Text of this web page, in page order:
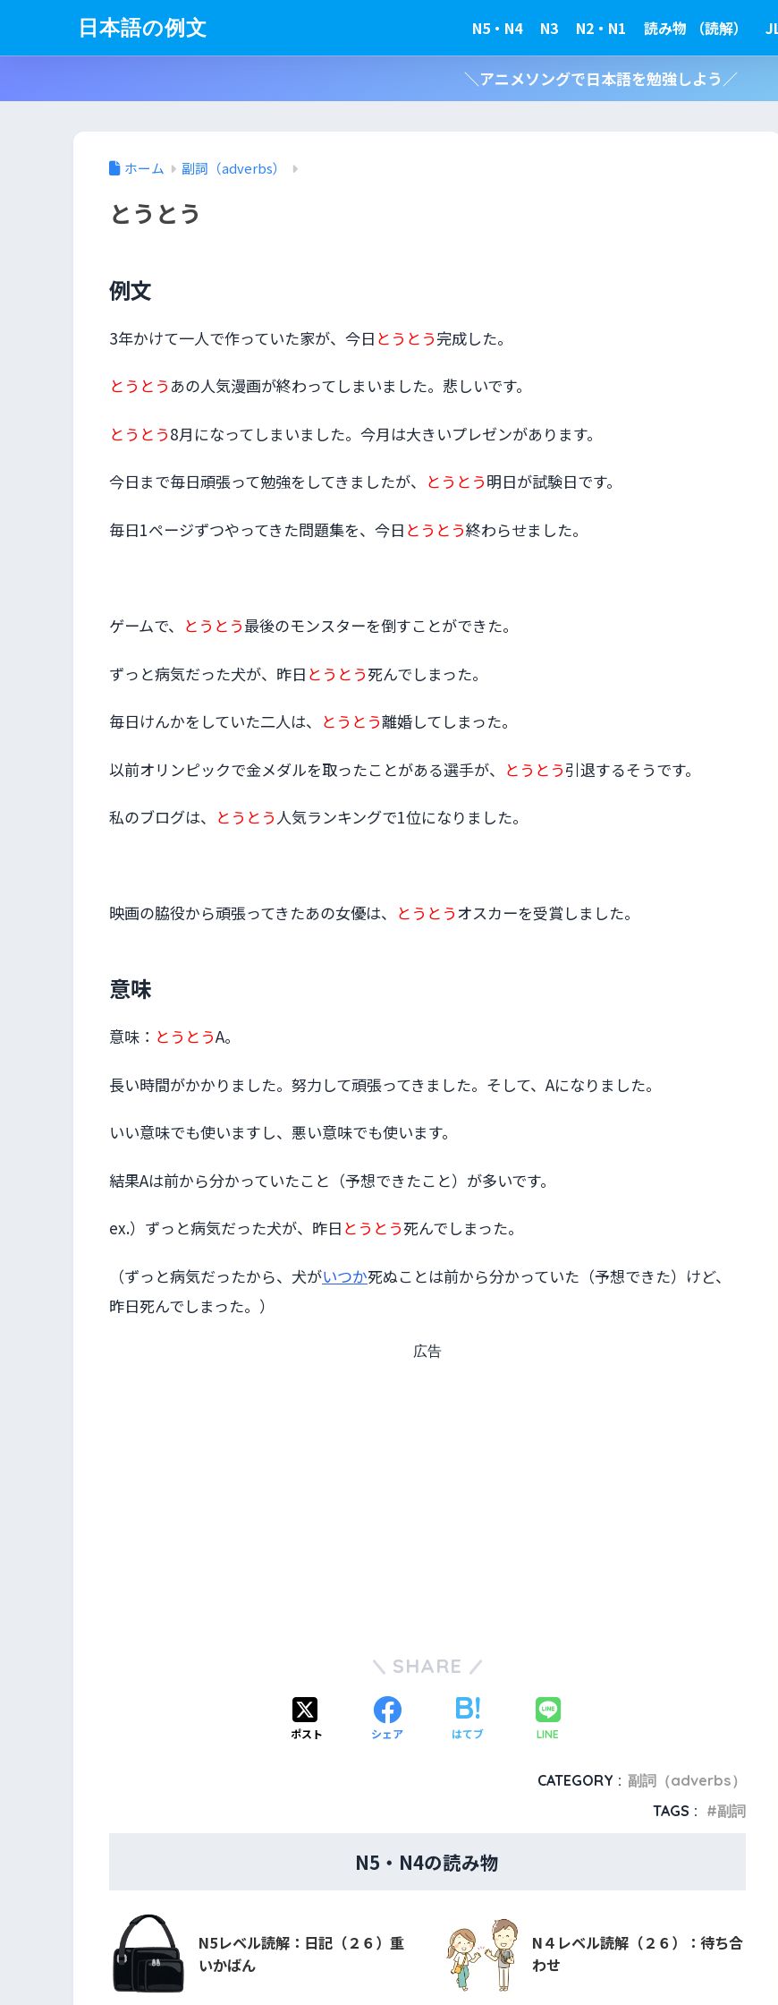
日本語の例文 N5・N4 N3 N2・N1 読み物 （読解）
＼アニメソングで日本語を勉強しよう／
ホーム 副詞（adverbs）
とうとう
例文
3年かけて一人で作っていた家が、今日 とうとう完成した。
とうとう あの人気漫画が終わってしまいました。悲しいです。
とうとう8月になってしまいました。今月は大きいプレゼンがあります。
今日まで毎日頑張って勉強をしてきましたが、 とうとう明日が試験日です。
毎日1ページずつやってきた問題集を、今日 とうとう終わらせました。
ゲームで、 とうとう最後のモンスターを倒すことができた。
ずっと病気だった犬が、昨日 とうとう死んでしまった。
毎日けんかをしていた二人は、 とうとう離婚してしまった。
以前オリンピックで金メダルを取ったことがある選手が、 とうとう引退するそうです。
私のブログは、 とうとう人気ランキングで1位になりました。
映画の脇役から頑張ってきたあの女優は、 とうとうオスカーを受賞しました。
意味
意味： とうとうA。
長い時間がかかりました。努力して頑張ってきました。そして、Aになりました。
いい意味でも使いますし、悪い意味でも使います。
結果Aは前から分かっていたこと（予想できたこと）が多いです。
ex.）ずっと病気だった犬が、昨日 とうとう死んでしまった。
（ずっと病気だったから、犬がいつか死ぬことは前から分かっていた（予想できた）けど、
昨日死んでしまった。）
広告
SHARE
ポスト シェア はてブ LINE
CATEGORY : 副詞（adverbs）
TAGS :
副詞
N5・N4の読み物
N5レベル読解：日記（２６）重
いかばん
N４レベル読解（２６）：待ち合
わせ